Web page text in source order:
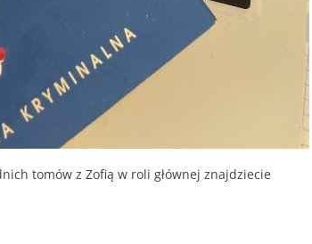
tomów z Zofią w roli głównej znajdziecie